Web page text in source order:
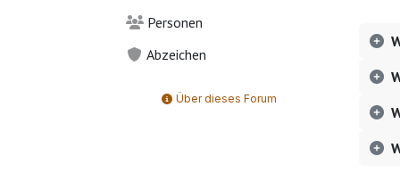
Personen
Abzeichen
Über dieses Forum